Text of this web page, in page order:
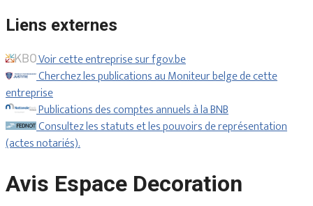
Liens externes
Voir cette entreprise sur fgov.be
Cherchez les publications au Moniteur belge de cette
entreprise
Publications des comptes annuels à la BNB
Consultez les statuts et les pouvoirs de représentation
(actes notariés).
Avis Espace Decoration